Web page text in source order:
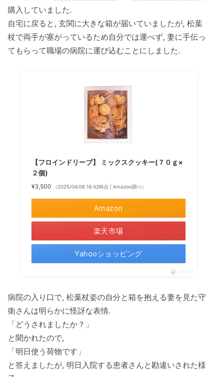
購入していました.
自宅に戻ると, 玄関に大きな箱が届いていましたが, 松葉
杖で両手が塞がっているため自分では運べず, 妻に手伝っ
てもらって職場の病院に運び込むことにしました.
【フロインドリーブ】 ミックスクッキー(７０ｇ×
２個)
¥3,500 （2025/04/06 16:42時点 | Amazon調べ）
Amazon
楽天市場
Yahooショッピング
ポチップ
病院の入り口で, 松葉杖姿の自分と箱を抱える妻を見た守
衛さんは明らかに怪訝な表情.
「どうされましたか？」
と聞かれたので,
「明日使う荷物です」
と答えましたが, 明日入院する患者さんと勘違いされた様